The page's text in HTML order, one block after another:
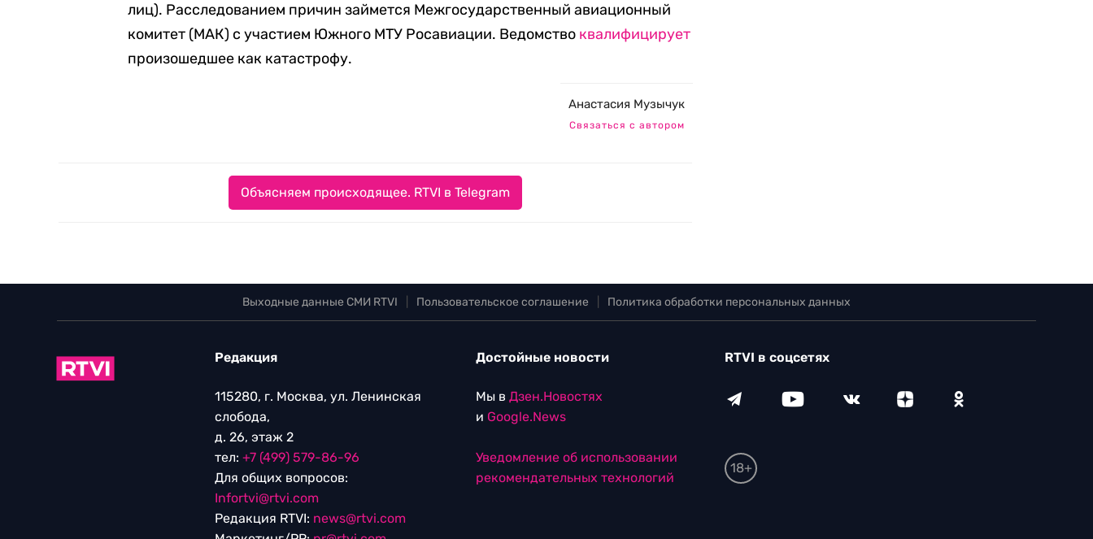
лиц). Расследованием причин займется Межгосударственный авиационный
комитет (МАК) с участием Южного МТУ Росавиации. Ведомство квалифицирует
произошедшее как катастрофу.
Анастасия Музычук
Связаться с автором
Объясняем происходящее. RTVI в Telegram
Выходные данные СМИ RTVI Пользовательское соглашение Политика обработки персональных данных
Редакция
115280, г. Москва, ул. Ленинская
слобода,
д. 26, этаж 2
тел: +7 (499) 579-86-96
Для общих вопросов:
Infortvi@rtvi.com
Редакция RTVI: news@rtvi.com
Достойные новости
Мы в Дзен.Новостях
и Google.News
Уведомление об использовании
рекомендательных технологий
RTVI в соцсетях
18+